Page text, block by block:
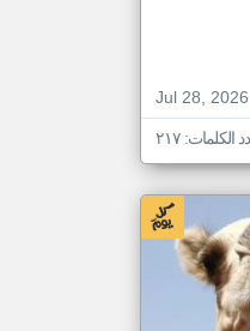
Jul 28, 2026
الكلمات: ٢١٧